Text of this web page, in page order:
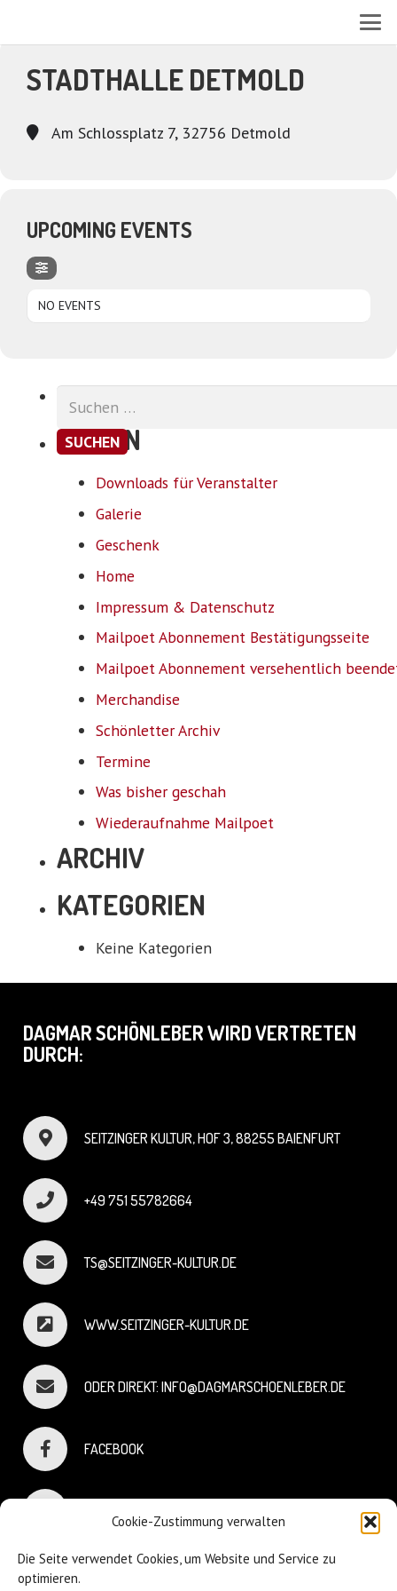
Cookie-Zustimmung verwalten
Die Seite verwendet Cookies, um Website und Service zu
optimieren.
STADTHALLE DETMOLD
Am Schlossplatz 7, 32756 Detmold
UPCOMING EVENTS
NO EVENTS
nach:
SEITEN
Downloads für Veranstalter
Galerie
Geschenk
Home
Impressum & Datenschutz
Mailpoet Abonnement Bestätigungsseite
Mailpoet Abonnement versehentlich
Merchandise
Schönletter Archiv
Termine
Was bisher geschah
Wiederaufnahme Mailpoet
ARCHIV
KATEGORIEN
Keine Kategorien
DAGMAR SCHÖNLEBER WIRD VERTRETEN
DURCH:
SEITZINGER KULTUR, HOF 3, 88255 BAIENFURT
+49 751 55782664
TS@SEITZINGER-KULTUR.DE
WWW.SEITZINGER-KULTUR.DE
ODER DIREKT: INFO@DAGMARSCHOENLEBER.DE
FACEBOOK